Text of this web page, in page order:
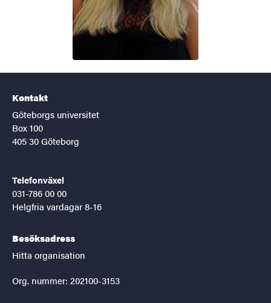
Kontakt
Göteborgs universitet
Box 100
405 30 Göteborg
Telefonväxel
031-786 00 00
Helgfria vardagar 8-16
Besöksadress
Hitta organisation
Org. nummer: 202100-3153